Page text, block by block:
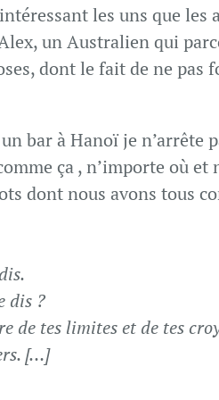
les uns que les
un Australien qui
dont le fait de ne
bar à Hanoï je n’arrête
ça , n’importe où et
dont nous avons tous
dis ?
de tes limites et de tes
[…]